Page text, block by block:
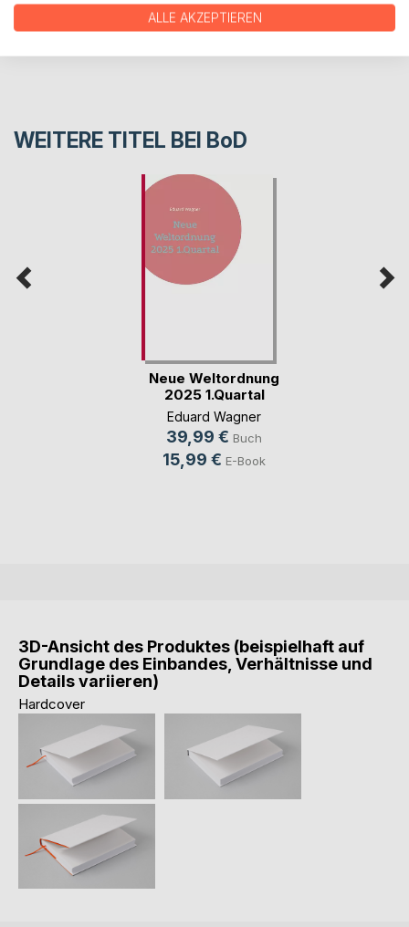
WEITERE TITEL BEI BoD
Neue Weltordnung
2025 1.Quartal
Eduard Wagner
39,99 € Buch
15,99 € E-Book
3D-Ansicht des Produktes (beispielhaft auf
Grundlage des Einbandes, Verhältnisse und
Details variieren)
Hardcover
ALLE AKZEPTIEREN